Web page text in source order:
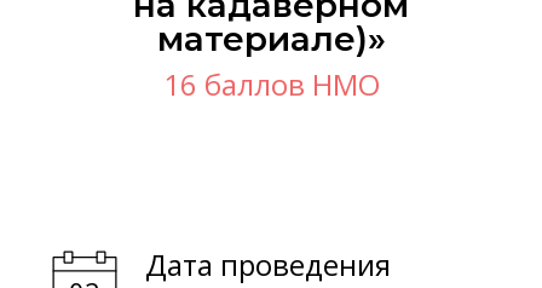
материале)»‎
16 баллов НМО
Дата проведения